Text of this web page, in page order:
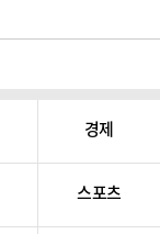
경제
스포츠